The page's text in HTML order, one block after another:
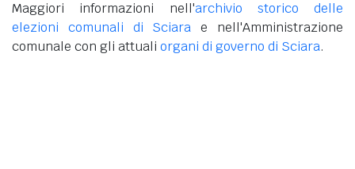
Maggiori informazioni nell'archivio storico delle
elezioni comunali di Sciara e nell'Amministrazione
comunale con gli attuali organi di governo di Sciara.